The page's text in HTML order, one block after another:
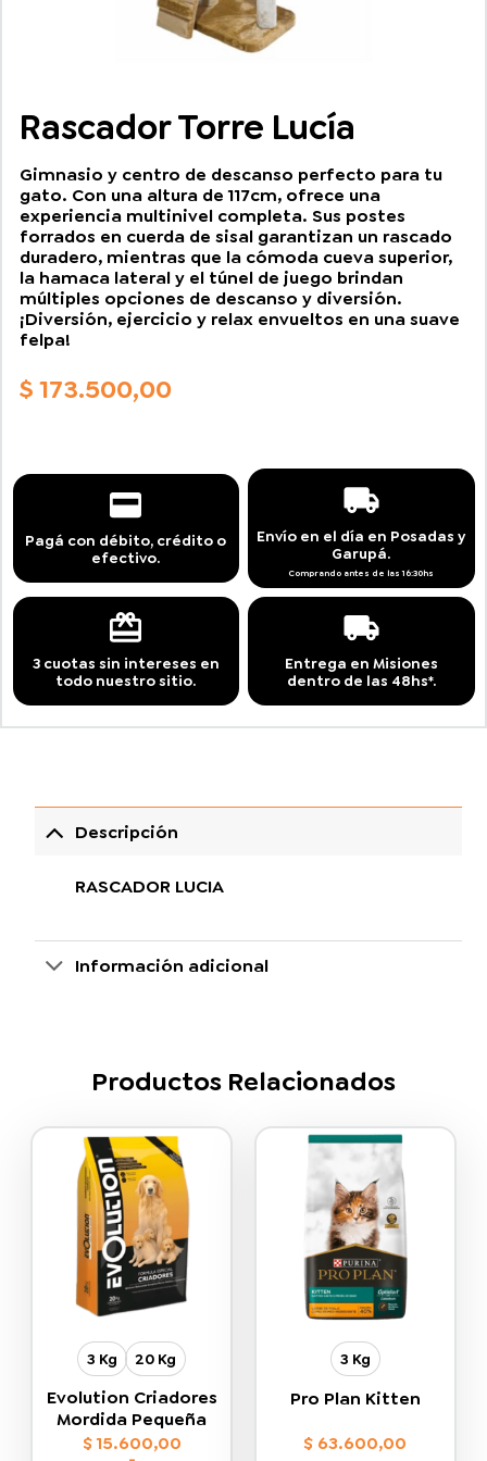
Rascador Torre Lucía
Gimnasio y centro de descanso perfecto para tu
gato. Con una altura de 117cm, ofrece una
experiencia multinivel completa. Sus postes
forrados en cuerda de sisal garantizan un rascado
duradero, mientras que la cómoda cueva superior,
la hamaca lateral y el túnel de juego brindan
múltiples opciones de descanso y diversión.
¡Diversión, ejercicio y relax envueltos en una suave
felpa!
$173.500,00
Pagá con débito, crédito o
efectivo.
Envío en el día en Posadas y
Garupá.
Comprando antes de las 16:30hs
3 cuotas sin intereses en
todo nuestro sitio.
Entrega en Misiones
dentro de las 48hs*.
Descripción
RASCADOR LUCIA
Información adicional
Productos Relacionados
3 Kg 20 Kg
Evolution Criadores
Mordida Pequeña
$15.600,00
3 Kg
Pro Plan Kitten
$ 63.600,00